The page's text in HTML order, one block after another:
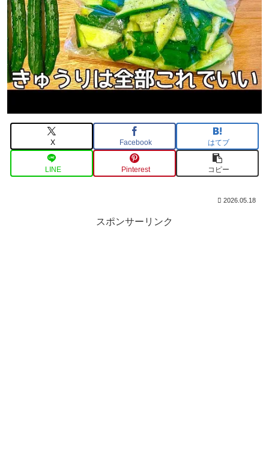
X Facebook はてブ
LINE Pinterest コピー
2026.05.18
スポンサーリンク